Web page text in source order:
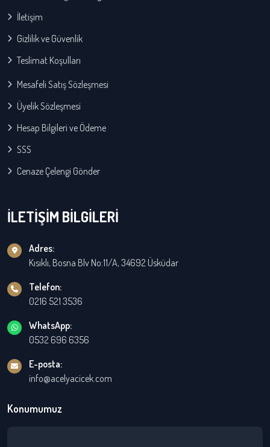
İletişim
Gizlilik ve Güvenlik
Teslimat Koşulları
Mesafeli Satış Sözleşmesi
Üyelik Sözleşmesi
Hesap Bilgileri ve Ödeme
SSS
Cenaze Çelengi Gönder
İLETİŞİM BİLGİLERİ
Adres:
Kısıklı, Bosna Blv No:11/A, 34692 Üsküdar
Telefon:
0216 521 3536
WhatsApp:
0532 696 6356
E-posta:
info@acelyacicek.com
Konumumuz